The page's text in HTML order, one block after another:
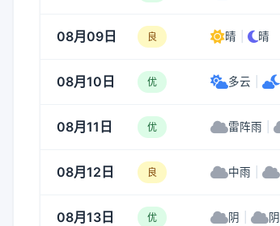
08月09日 良 晴 晴
08月10日 优 多云
08月11日 优 雷阵雨
08月12日 良 中雨
08月13日 优 阴 阴